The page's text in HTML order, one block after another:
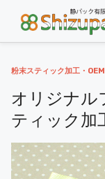
粉末スティック加工・OEM
オリジナル
ティック加